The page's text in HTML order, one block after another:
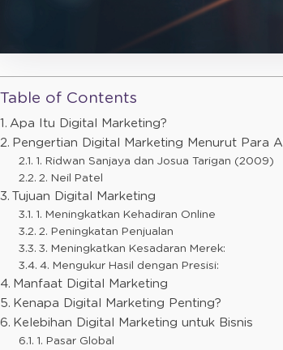
Table of Contents
Apa Itu Digital Marketing?
Pengertian Digital Marketing Menurut Para
1. Ridwan Sanjaya dan Josua Tarigan (2009)
2. Neil Patel
Tujuan Digital Marketing
1. Meningkatkan Kehadiran Online
2. Peningkatan Penjualan
3. Meningkatkan Kesadaran Merek:
4. Mengukur Hasil dengan Presisi:
Manfaat Digital Marketing
Kenapa Digital Marketing Penting?
Kelebihan Digital Marketing untuk Bisnis
1. Pasar Global